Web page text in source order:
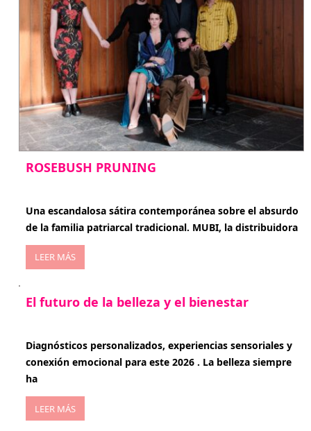
ROSEBUSH PRUNING
Una escandalosa sátira contemporánea sobre el absurdo
de la familia patriarcal tradicional. MUBI, la distribuidora
LEER MÁS
El futuro de la belleza y el bienestar
Diagnósticos personalizados, experiencias sensoriales y
conexión emocional para este 2026 . La belleza siempre
ha
LEER MÁS